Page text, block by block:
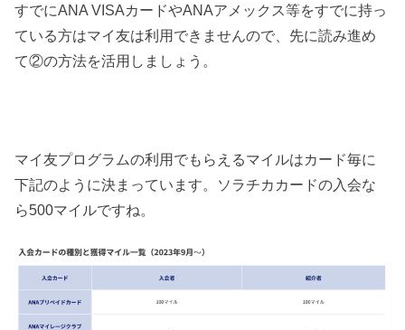
すでにANA VISAカードやANAアメックス等をすでに持っ
ている方はマイ友は利用できませんので、先に読み進め
て②の方法を活用しましょう。
マイ友プログラムの利用でもらえるマイルはカード毎に
下記のように決まっています。ソラチカカードの入会な
ら500マイルですね。